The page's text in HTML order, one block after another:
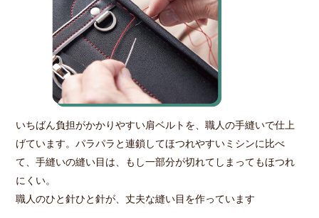
いちばん負担がかかりやすい肩ベルトを、職人の手縫いで仕上
げています。パラパラと連鎖してほつれやすいミシンに比べ
て、手縫いの縫い目は、もし一部分が切れてしまってもほつれ
にくい。
職人のひと針ひと針が、丈夫な縫い目を作っています